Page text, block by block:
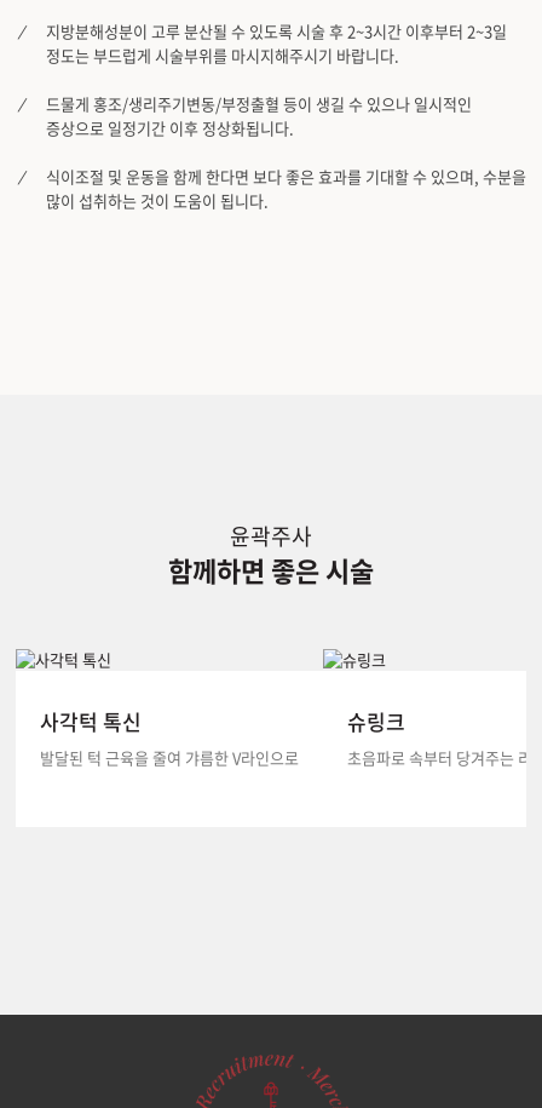
지방분해성분이 고루 분산될 수 있도록 시술 후 2~3시간 이후부터 2~3일
정도는 부드럽게 시술부위를 마시지해주시기 바랍니다.
드물게 홍조/생리주기변동/부정출혈 등이 생길 수 있으나 일시적인
증상으로 일정기간 이후 정상화됩니다.
식이조절 및 운동을 함께 한다면 보다 좋은 효과를 기대할 수 있으며, 수분을
많이 섭취하는 것이 도움이 됩니다.
윤곽주사
함께하면 좋은 시술
사각턱 톡신
발달된 턱 근육을 줄여 갸름한 V라인으로
슈링크
초음파로 속부터 당겨주는 리